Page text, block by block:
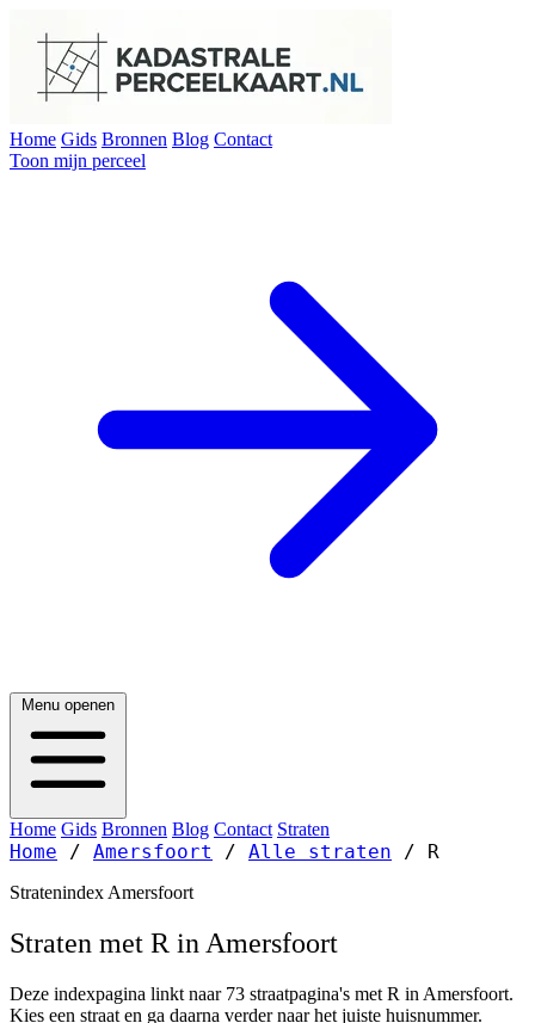
Home Gids Bronnen Blog Contact
Toon mijn perceel
Menu openen
Home Gids Bronnen Blog Contact Straten
Home / Amersfoort / Alle straten / R
Stratenindex Amersfoort
Straten met R in Amersfoort
Deze indexpagina linkt naar 73 straatpagina's met R in Amersfoort.
Kies een straat en ga daarna verder naar het juiste huisnummer.